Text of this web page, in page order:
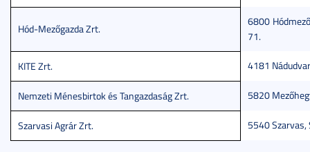
Hód-Mezőgazda Zrt.
6800
71.
KITE Zrt. 4181
Nemzeti Ménesbirtok és Tangazdaság Zrt. 5820
Szarvasi Agrár Zrt. 5540 Szarvas,